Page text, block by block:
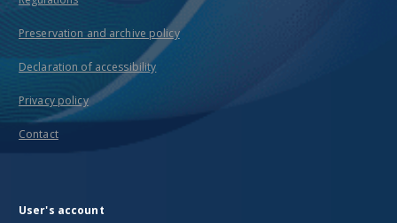
Preservation and archive policy
Declaration of accessibility
Privacy policy
Contact
User's account